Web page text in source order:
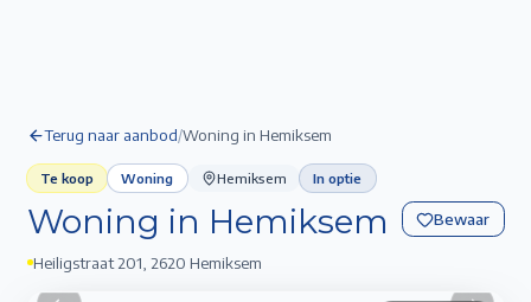
Terug naar aanbod/Woning in Hemiksem
Te koop Woning Hemiksem In optie
Woning in Hemiksem Bewaar
Heiligstraat 201 ,2620 Hemiksem